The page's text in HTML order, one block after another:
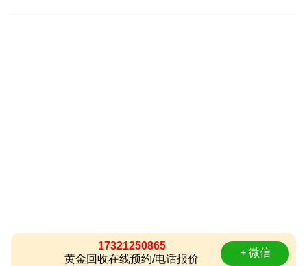
17321250865
黄金回收在线预约/电话报价
+ 微信